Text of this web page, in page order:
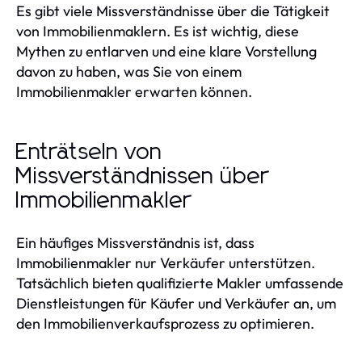
Es gibt viele Missverständnisse über die Tätigkeit
von Immobilienmaklern. Es ist wichtig, diese
Mythen zu entlarven und eine klare Vorstellung
davon zu haben, was Sie von einem
Immobilienmakler erwarten können.
Enträtseln von
Missverständnissen über
Immobilienmakler
Ein häufiges Missverständnis ist, dass
Immobilienmakler nur Verkäufer unterstützen.
Tatsächlich bieten qualifizierte Makler umfassende
Dienstleistungen für Käufer und Verkäufer an, um
den Immobilienverkaufsprozess zu optimieren.